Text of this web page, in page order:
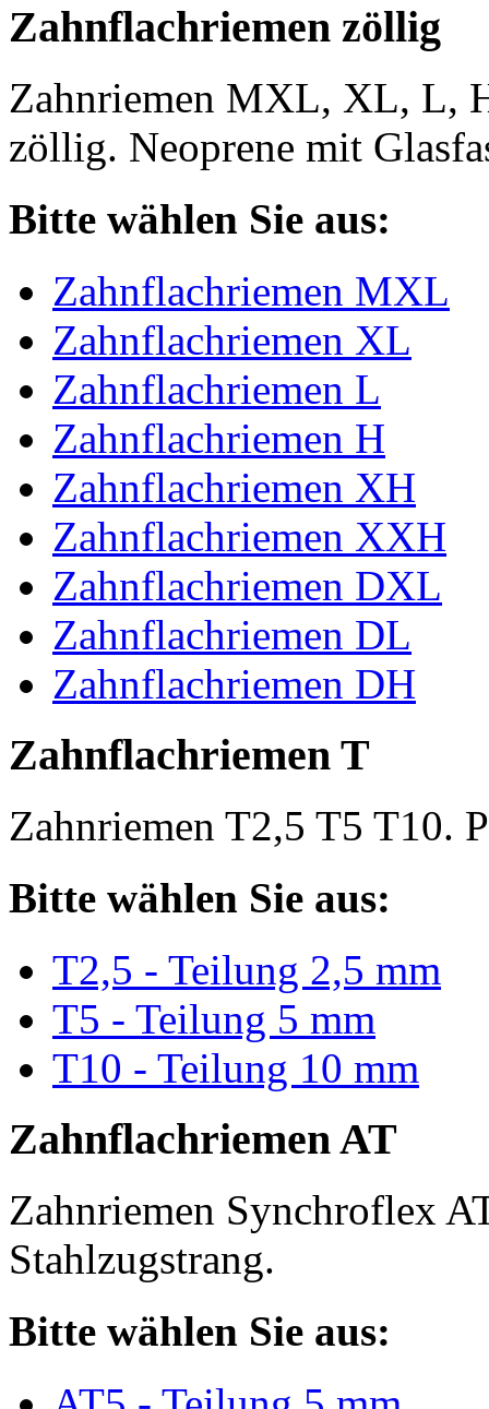
Zahnflachriemen zöllig
Zahnriemen MXL, XL, L,
zöllig. Neoprene mit
Bitte wählen Sie aus:
Zahnflachriemen MXL
Zahnflachriemen XL
Zahnflachriemen L
Zahnflachriemen H
Zahnflachriemen XH
Zahnflachriemen XXH
Zahnflachriemen DXL
Zahnflachriemen DL
Zahnflachriemen DH
Zahnflachriemen T
Zahnriemen T2,5 T5 T10.
Bitte wählen Sie aus:
T2,5 - Teilung 2,5 mm
T5 - Teilung 5 mm
T10 - Teilung 10 mm
Zahnflachriemen AT
Zahnriemen Synchroflex
Stahlzugstrang.
Bitte wählen Sie aus: